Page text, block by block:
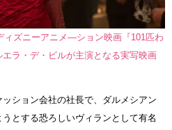
ィズニーアニメ―ション映画『101匹わ
ラ・デ・ビルが主演となる実写映画
ション会社の社長で、ダルメシアン
とする恐ろしいヴィランとして有名